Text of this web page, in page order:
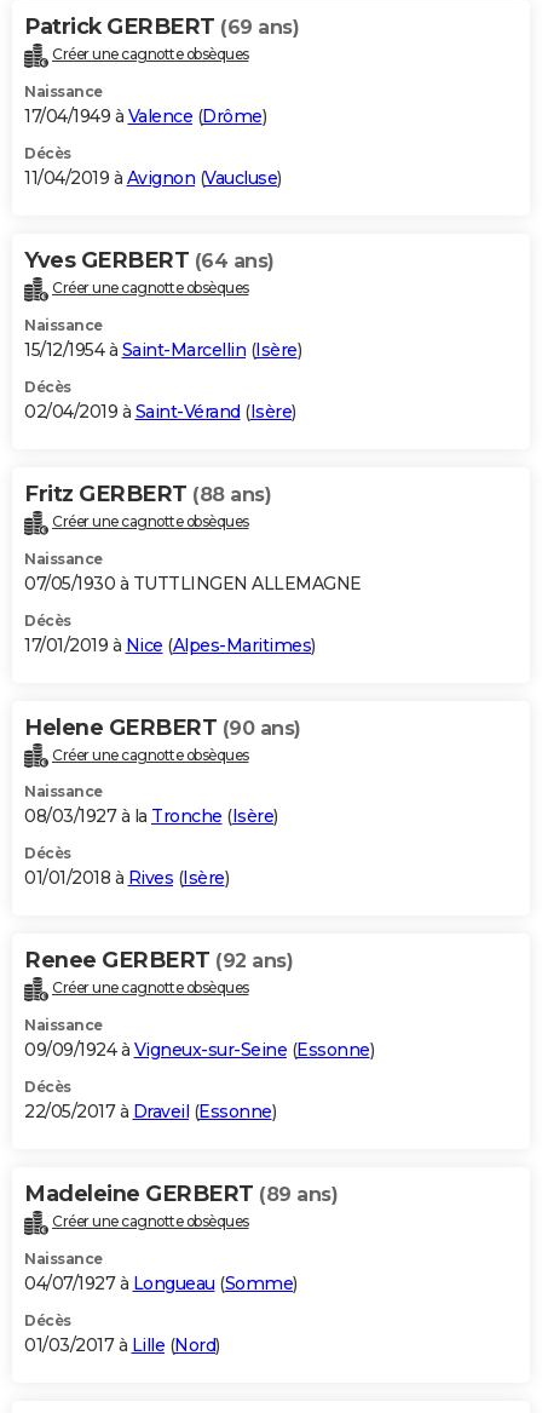
Patrick GERBERT (69 ans)
Créer une cagnotte obsèques
Naissance
17/04/1949 à Valence (Drôme)
Décès
11/04/2019 à Avignon (Vaucluse)
Yves GERBERT (64 ans)
Créer une cagnotte obsèques
Naissance
15/12/1954 à Saint-Marcellin (Isère)
Décès
02/04/2019 à Saint-Vérand (Isère)
Fritz GERBERT (88 ans)
Créer une cagnotte obsèques
Naissance
07/05/1930 à TUTTLINGEN ALLEMAGNE
Décès
17/01/2019 à Nice (Alpes-Maritimes)
Helene GERBERT (90 ans)
Créer une cagnotte obsèques
Naissance
08/03/1927 à la Tronche (Isère)
Décès
01/01/2018 à Rives (Isère)
Renee GERBERT (92 ans)
Créer une cagnotte obsèques
Naissance
09/09/1924 à Vigneux-sur-Seine (Essonne)
Décès
22/05/2017 à Draveil (Essonne)
Madeleine GERBERT (89 ans)
Créer une cagnotte obsèques
Naissance
04/07/1927 à Longueau (Somme)
Décès
01/03/2017 à Lille (Nord)